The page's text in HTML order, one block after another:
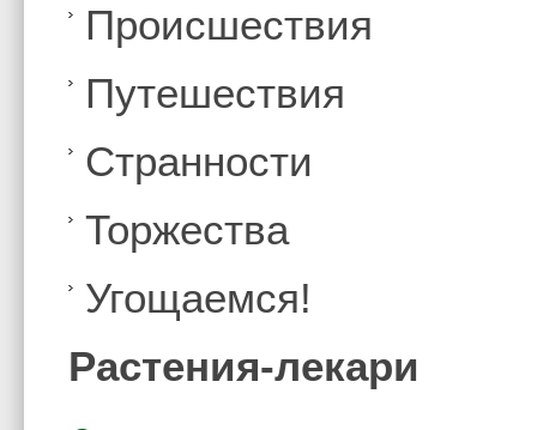
Происшествия
Путешествия
Странности
Торжества
Угощаемся!
Растения-лекари